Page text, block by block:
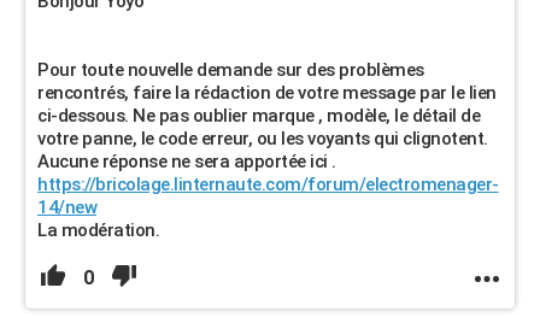
Pour toute nouvelle demande sur des problèmes
rencontrés, faire la rédaction de votre message par le lien
ci-dessous. Ne pas oublier marque , modèle, le détail de
votre panne, le code erreur, ou les voyants qui clignotent.
Aucune réponse ne sera apportée ici .
https://bricolage.linternaute.com/forum/electromenager-
14/new
La modération.
0